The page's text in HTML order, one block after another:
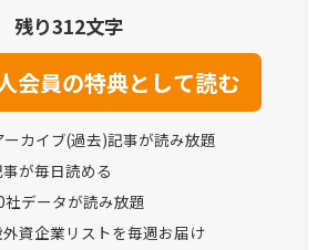
残り312文字
ーカイブ(過去)記事が読み放題
が毎日読める
データが読み放題
資企業リストを毎週お届け